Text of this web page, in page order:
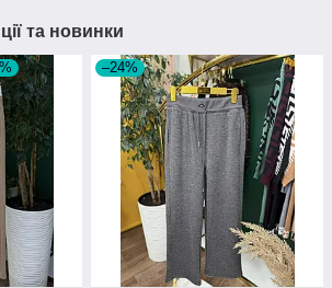
та новинки
–24%